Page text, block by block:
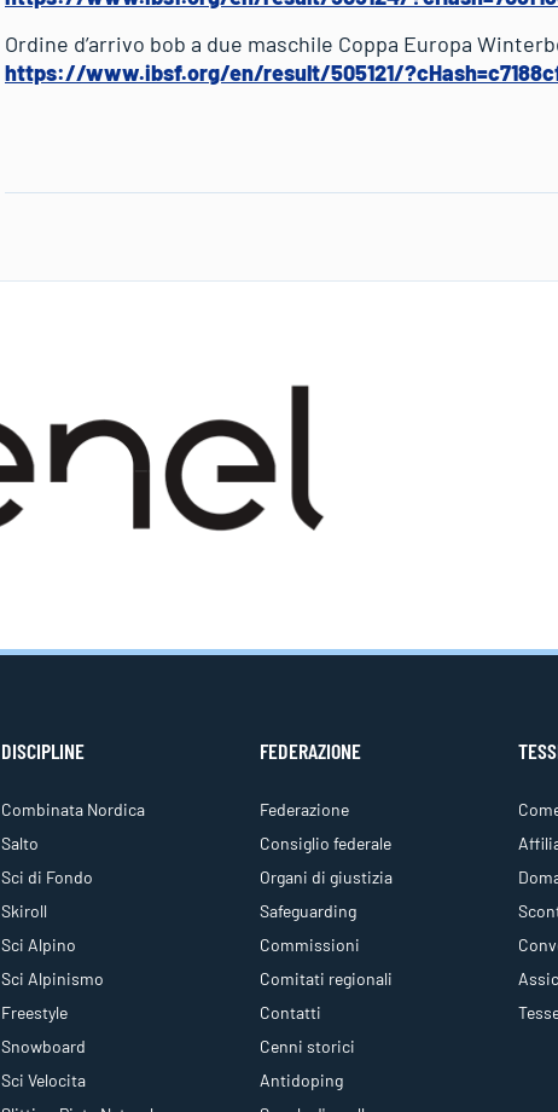
Ordine d’arrivo bob a due maschile Coppa Europa
https://www.ibsf.org/en/result/505121/
DISCIPLINE
Combinata Nordica
Salto
Sci di Fondo
Skiroll
Sci Alpino
Sci Alpinismo
Freestyle
Snowboard
Sci Velocita
FEDERAZIONE
Federazione
Consiglio federale
Organi di giustizia
Safeguarding
Commissioni
Comitati regionali
Contatti
Cenni storici
Antidoping